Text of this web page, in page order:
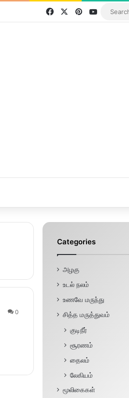
FacebookPinterestYouTube
0
Categories
அழகு
உடல் நலம்
உணவே மருந்து
சித்த மருத்துவம்
குடிநீர்
சூரணம்
தைலம்
லேகியம்
மூலிகைகள்